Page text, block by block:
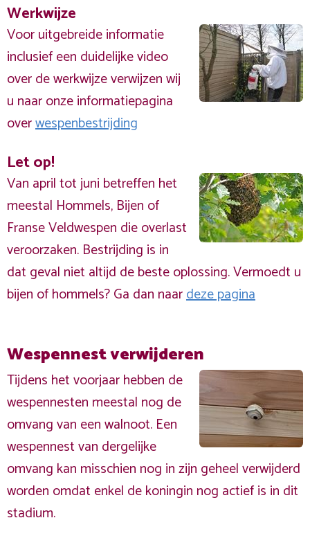
Werkwijze
Voor uitgebreide informatie
inclusief een duidelijke video
over de werkwijze verwijzen wij
u naar onze informatiepagina
overwespenbestrijding
Let op!
Van april tot juni betreffen het
meestal Hommels, Bijen of
Franse Veldwespen die overlast
veroorzaken. Bestrijding is in
dat geval niet altijd de beste oplossing. Vermoedt u
bijen of hommels? Ga dan naardeze pagina
Wespennest verwijderen
Tijdens het voorjaar hebben de
wespennesten meestal nog de
omvang van een walnoot. Een
wespennest van dergelijke
omvang kan misschien nog in zijn geheel verwijderd
worden omdat enkel de koningin nog actief is in dit
stadium.